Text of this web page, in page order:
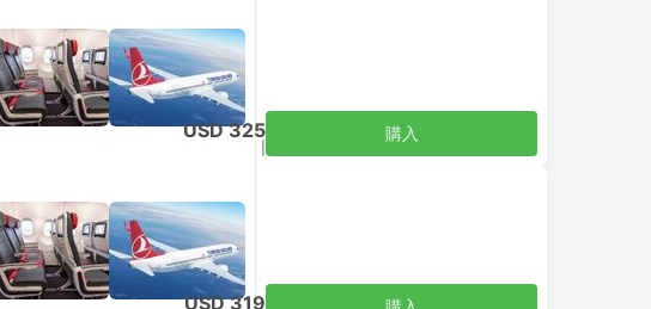
USD 325 購入
USD 319